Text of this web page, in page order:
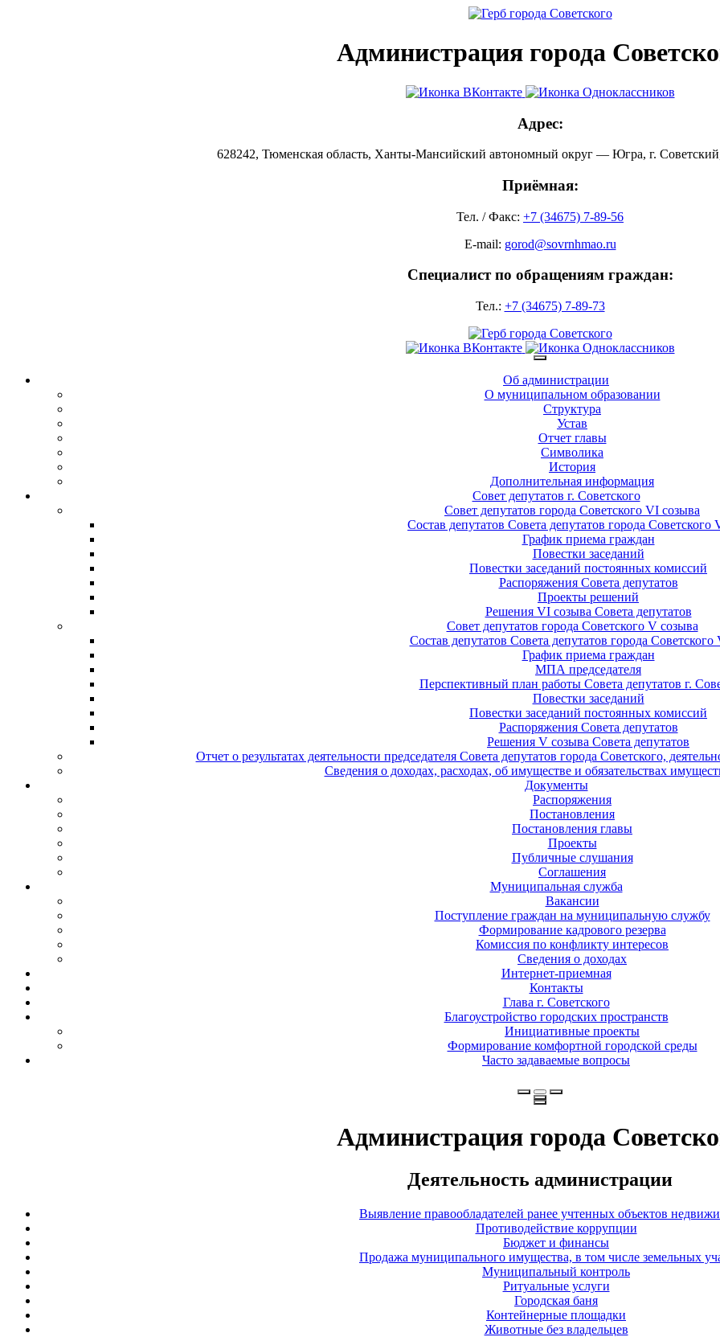
Администрация города
Адрес:
628242, Тюменская область, Ханты-Мансийский автономный округ — Югра, г.
Приёмная:
Тел. / Факс: +7 (34675) 7-89-56
E-mail: gorod@sovrnhmao.ru
Специалист по обращениям граждан:
Тел.: +7 (34675) 7-89-73
Об администрации
О муниципальном образовании
Структура
Устав
Отчет главы
Символика
История
Дополнительная информация
Совет депутатов г. Советского
Совет депутатов города Советского VI созыва
Состав депутатов Совета депутатов города Советского
График приема граждан
Повестки заседаний
Повестки заседаний постоянных комиссий
Распоряжения Совета депутатов
Проекты решений
Решения VI созыва Совета депутатов
Совет депутатов города Советского V созыва
Состав депутатов Совета депутатов города Советского
График приема граждан
МПА председателя
Перспективный план работы Совета депутатов г.
Повестки заседаний
Повестки заседаний постоянных комиссий
Распоряжения Совета депутатов
Решения V созыва Совета депутатов
Отчет о результатах деятельности председателя Совета депутатов города Советского,
Сведения о доходах, расходах, об имуществе и обязательствах
Документы
Распоряжения
Постановления
Постановления главы
Проекты
Публичные слушания
Соглашения
Муниципальная служба
Вакансии
Поступление граждан на муниципальную службу
Формирование кадрового резерва
Комиссия по конфликту интересов
Сведения о доходах
Интернет-приемная
Контакты
Глава г. Советского
Благоустройство городских пространств
Инициативные проекты
Формирование комфортной городской среды
Часто задаваемые вопросы
Администрация города
Деятельность администрации
Выявление правообладателей ранее учтенных объектов
Противодействие коррупции
Бюджет и финансы
Продажа муниципального имущества, в том числе земельных
Муниципальный контроль
Ритуальные услуги
Городская баня
Контейнерные площадки
Животные без владельцев